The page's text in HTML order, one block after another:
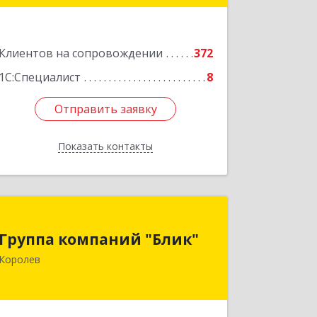
Клиентов на сопровождении
372
1С:Специалист
8
Отправить заявку
Показать контакты
Отправить заявку
Назад
Группа компаний "Блик"
Королев
141077, Московская обл, Королев г,
Подробнее